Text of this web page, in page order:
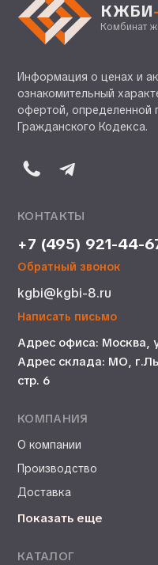
КЖБИ
Комбинат
Информация о ценах и
ознакомительный
офертой, определенной
Гражданского Кодекса.
КОНТАКТЫ
+7 (495) 921-44-
Обратный звонок
kgbi@kgbi-8.ru
Написать письмо
Адрес офиса: Москва,
Адрес склада: МО,
стр. 6
КОМПАНИЯ
О компании
Производство
Доставка
Показать еще
КАТАЛОГ